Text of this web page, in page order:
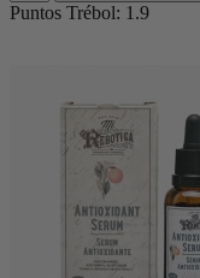
Puntos Trébol: 1.9